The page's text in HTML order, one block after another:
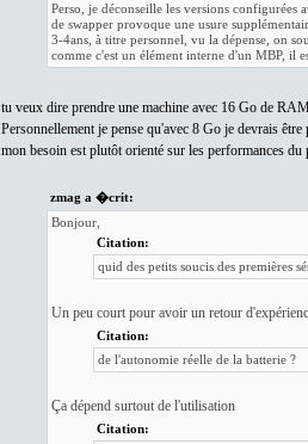
Perso, je déconseille les versions
de swapper provoque une usure
3-4ans, à titre personnel, vu la dépense, on
comme c'est un élément interne d'un MBP, il
tu veux dire prendre une machine avec 16 Go de
Personnellement je pense qu'avec 8 Go je devrais
mon besoin est plutôt orienté sur les performances
zmag a �crit:
Bonjour,
Citation:
quid des petits soucis des premières
Un peu court pour avoir un retour
Citation:
de l'autonomie réelle de la batterie ?
Ça dépend surtout de l'utilisation
Citation: